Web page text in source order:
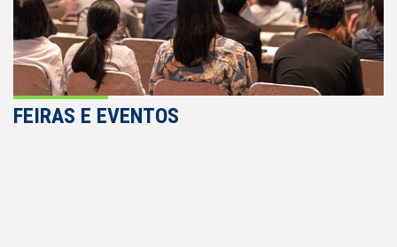
FEIRAS E EVENTOS